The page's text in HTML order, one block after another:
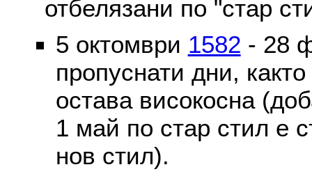
отбелязани по "стар
5 октомври 1582 - 28
пропуснати дни,
остава високосна
1 май по стар стил е
нов стил).